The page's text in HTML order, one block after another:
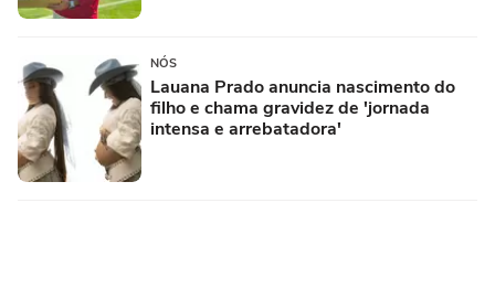
NÓS
Lauana Prado anuncia nascimento do
filho e chama gravidez de 'jornada
intensa e arrebatadora'